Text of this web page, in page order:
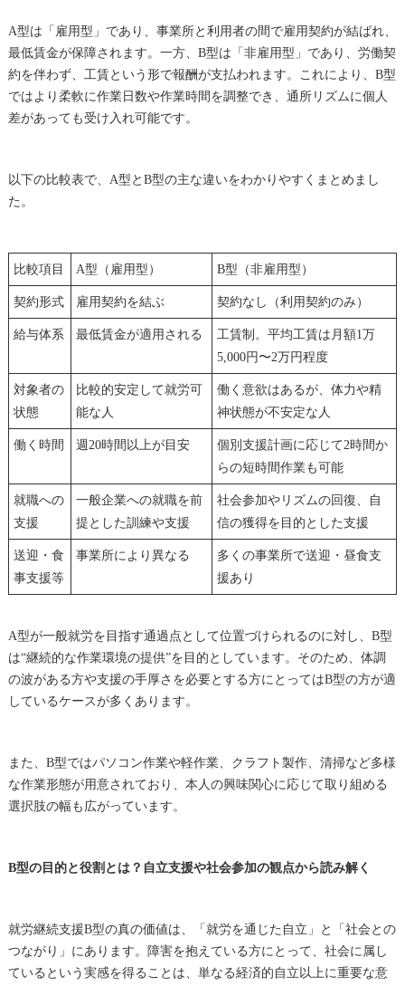
A型は「雇用型」であり、事業所と利用者の間で雇用契約が結ばれ、
最低賃金が保障されます。一方、B型は「非雇用型」であり、労働契
約を伴わず、工賃という形で報酬が支払われます。これにより、B型
ではより柔軟に作業日数や作業時間を調整でき、通所リズムに個人
差があっても受け入れ可能です。
以下の比較表で、A型とB型の主な違いをわかりやすくまとめまし
た。
比較項目 A型（雇用型） B型（非雇用型）
契約形式 雇用契約を結ぶ 契約なし（利用契約のみ）
給与体系 最低賃金が適用される
工賃制。平均工賃は月額1万
5,000円〜2万円程度
対象者の
状態
比較的安定して就労可
能な人
働く意欲はあるが、体力や精
神状態が不安定な人
働く時間 週20時間以上が目安
個別支援計画に応じて2時間か
らの短時間作業も可能
就職への
支援
一般企業への就職を前
提とした訓練や支援
社会参加やリズムの回復、自
信の獲得を目的とした支援
送迎・食
事支援等
事業所により異なる
多くの事業所で送迎・昼食支
援あり
A型が一般就労を目指す通過点として位置づけられるのに対し、B型
は“継続的な作業環境の提供”を目的としています。そのため、体調
の波がある方や支援の手厚さを必要とする方にとってはB型の方が適
しているケースが多くあります。
また、B型ではパソコン作業や軽作業、クラフト製作、清掃など多様
な作業形態が用意されており、本人の興味関心に応じて取り組める
選択肢の幅も広がっています。
B型の目的と役割とは？自立支援や社会参加の観点から読み解く
就労継続支援B型の真の価値は、「就労を通じた自立」と「社会との
つながり」にあります。障害を抱えている方にとって、社会に属し
ているという実感を得ることは、単なる経済的自立以上に重要な意